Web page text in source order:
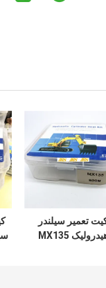
تعمیر سیلندر
هیدرولیک MX135